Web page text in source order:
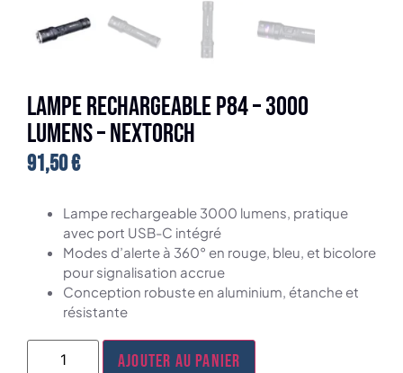
Lampe rechargeable P84 – 3000
lumens – Nextorch
91,50€
Lampe rechargeable 3000 lumens, pratique
avec port USB-C intégré
Modes d’alerte à 360° en rouge, bleu, et bicolore
pour signalisation accrue
Conception robuste en aluminium, étanche et
résistante
Ajouter au panier